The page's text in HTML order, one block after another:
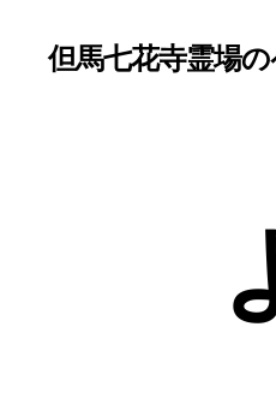
但馬七花寺霊場